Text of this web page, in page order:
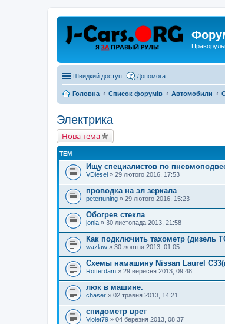
Швидкий доступ Допомога
Головна Список форумів Автомобили
Электрика
Нова тема
ТЕМ
Ищу специалистов по
VDiesel » 29 лютого 2016, 17:53
проводка на эл зеркала
petertuning » 29 лютого 2016, 15:23
Обогрев стекла
jonia » 30 листопада 2013, 21:58
Как подключить тахометр (дизель
wazlaw » 30 жовтня 2013, 01:05
Схемы намашину Nissan Laurel
Rotterdam » 29 вересня 2013, 09:48
люк в машине.
chaser » 02 травня 2013, 14:21
спидометр врет
Violet79 » 04 березня 2013, 08:37